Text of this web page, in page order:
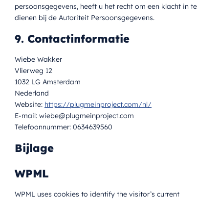
persoonsgegevens, heeft u het recht om een klacht in te
dienen bij de Autoriteit Persoonsgegevens.
9. Contactinformatie
Wiebe Wakker
Vlierweg 12
1032 LG Amsterdam
Nederland
Website: https://plugmeinproject.com/nl/
E-mail: wiebe@plugmeinproject.com
Telefoonnummer: 0634639560
Bijlage
WPML
WPML uses cookies to identify the visitor’s current